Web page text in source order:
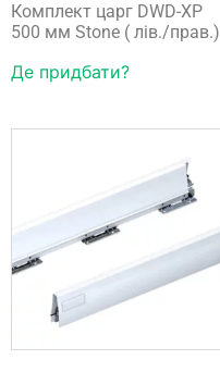
Комплект царг DWD-XP
500 мм Stone ( лів./прав.)
Де придбати?